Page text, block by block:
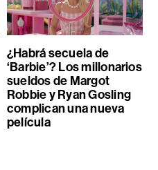
¿Habrá secuela de
‘Barbie’? Los millonarios
sueldos de Margot
Robbie y Ryan Gosling
complican una nueva
película